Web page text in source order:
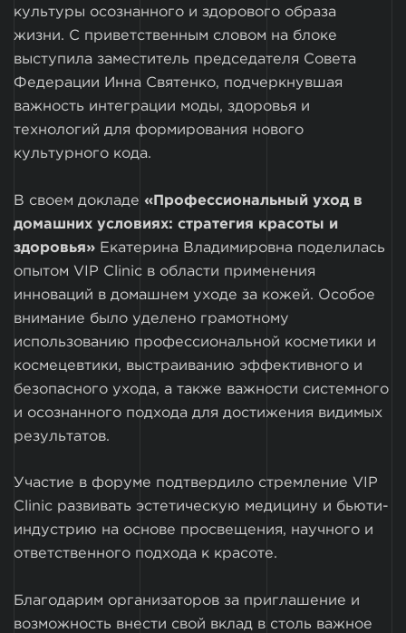
культуры осознанного и здорового образа
жизни. С приветственным словом на блоке
выступила заместитель председателя Совета
Федерации Инна Святенко, подчеркнувшая
важность интеграции моды, здоровья и
технологий для формирования нового
культурного кода.
В своем докладе «Профессиональный уход в
домашних условиях: стратегия красоты и
здоровья» Екатерина Владимировна поделилась
опытом VIP Clinic в области применения
инноваций в домашнем уходе за кожей. Особое
внимание было уделено грамотному
использованию профессиональной косметики и
космецевтики, выстраиванию эффективного и
безопасного ухода, а также важности системного
и осознанного подхода для достижения видимых
результатов.
Участие в форуме подтвердило стремление VIP
Clinic развивать эстетическую медицину и бьюти-
индустрию на основе просвещения, научного и
ответственного подхода к красоте.
Благодарим организаторов за приглашение и
возможность внести свой вклад в столь важное